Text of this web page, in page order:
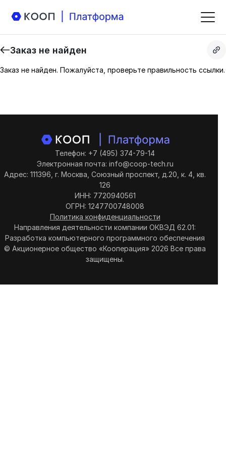
Заказ не найден
Заказ не найден. Пожалуйста, проверьте правильность ссылки.
Телефон: +7 (495) 374-79-14
Электронная почта: info@coop-tech.ru
Адрес: 111396, г. Москва, Союзный проспект, д.20, к. 4, кв.
126
ИНН: 7720940561
ОГРН: 1247700748008
Политика конфиденциальности
Направления деятельности компании ОКВЭД 62.01:
Разработка компьютерного программного обеспечения
© Акционерное общество «Кооперация» 2026 Все права
защищены.